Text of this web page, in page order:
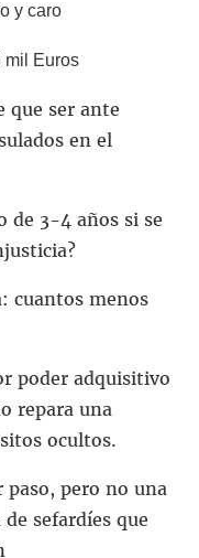
y caro
mil Euros
que ser ante
en el
de 3-4 años si se
cuantos menos
poder adquisitivo
repara una
ocultos.
paso, pero no una
sefardíes que